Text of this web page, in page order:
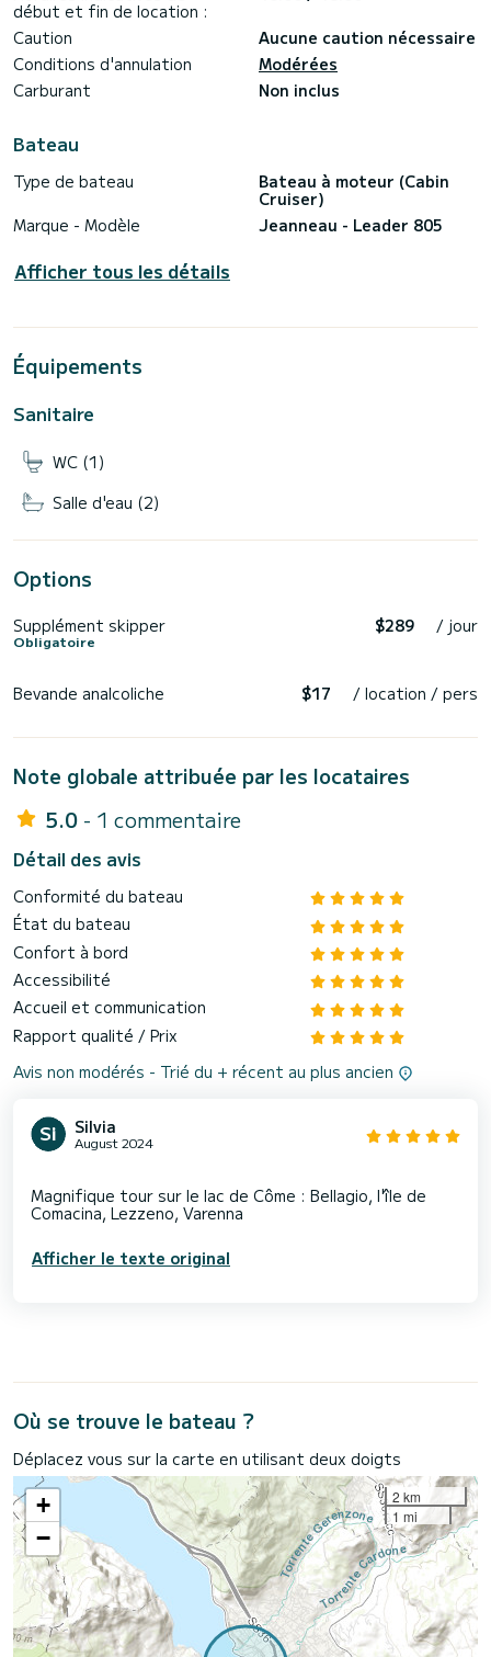
début et fin de location :
Caution
Aucune caution nécessaire
Conditions d'annulation
Modérées
Carburant
Non inclus
Bateau
Type de bateau
Bateau à moteur (Cabin
Cruiser)
Marque - Modèle
Jeanneau - Leader 805
Afficher tous les détails
Équipements
Sanitaire
WC (1)
Salle d'eau (2)
Options
Supplément skipper
Obligatoire
$289 / jour
Bevande analcoliche $17 / location / pers
Note globale attribuée par les locataires
5.0 - 1 commentaire
Détail des avis
Conformité du bateau
État du bateau
Confort à bord
Accessibilité
Accueil et communication
Rapport qualité / Prix
Avis non modérés - Trié du + récent au plus ancien
Silvia
August 2024
Magnifique tour sur le lac de Côme : Bellagio, l'île de
Afficher le texte original
Où se trouve le bateau ?
Déplacez vous sur la carte en utilisant deux doigts
+
−
2 km
1 mi